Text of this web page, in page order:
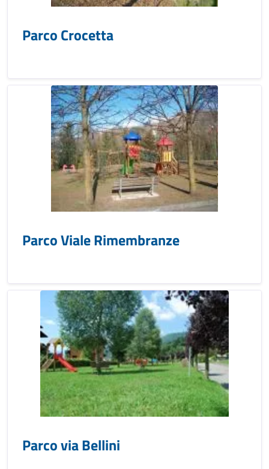
Parco Crocetta
Parco Viale Rimembranze
Parco via Bellini